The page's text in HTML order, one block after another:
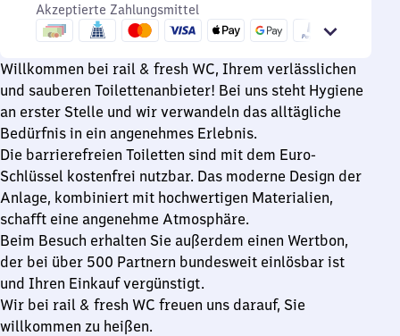
Sonntag
Uhr
bis
Uhr
Akzeptierte Zahlungsmittel
Willkommen bei rail & fresh WC, Ihrem verlässlichen
und sauberen Toilettenanbieter! Bei uns steht Hygiene
an erster Stelle und wir verwandeln das alltägliche
Bedürfnis in ein angenehmes Erlebnis.
Die barrierefreien Toiletten sind mit dem Euro-
Schlüssel kostenfrei nutzbar. Das moderne Design der
Anlage, kombiniert mit hochwertigen Materialien,
schafft eine angenehme Atmosphäre.
Beim Besuch erhalten Sie außerdem einen Wertbon,
der bei über 500 Partnern bundesweit einlösbar ist
und Ihren Einkauf vergünstigt.
Wir bei rail & fresh WC freuen uns darauf, Sie
willkommen zu heißen.